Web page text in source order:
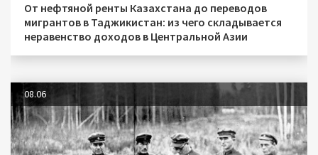
От нефтяной ренты Казахстана до переводов
мигрантов в Таджикистан: из чего складывается
неравенство доходов в Центральной Азии
08.06